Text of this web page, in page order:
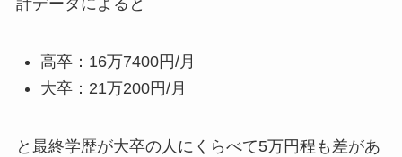
計データによると
高卒：16万7400円/月
大卒：21万200円/月
と最終学歴が大卒の人にくらべて5万円程も差があ